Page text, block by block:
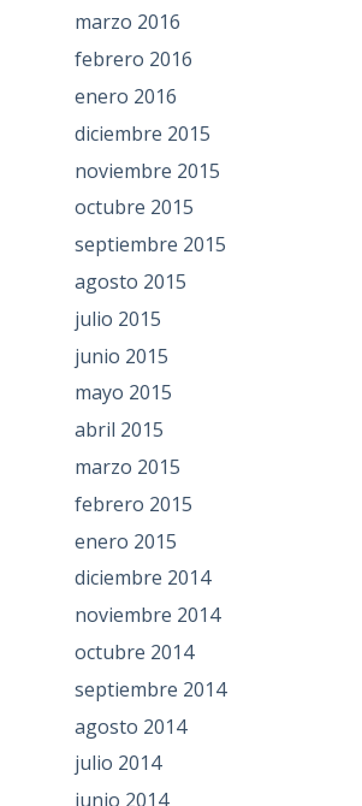
marzo 2016
febrero 2016
enero 2016
diciembre 2015
noviembre 2015
octubre 2015
septiembre 2015
agosto 2015
julio 2015
junio 2015
mayo 2015
abril 2015
marzo 2015
febrero 2015
enero 2015
diciembre 2014
noviembre 2014
octubre 2014
septiembre 2014
agosto 2014
julio 2014
junio 2014